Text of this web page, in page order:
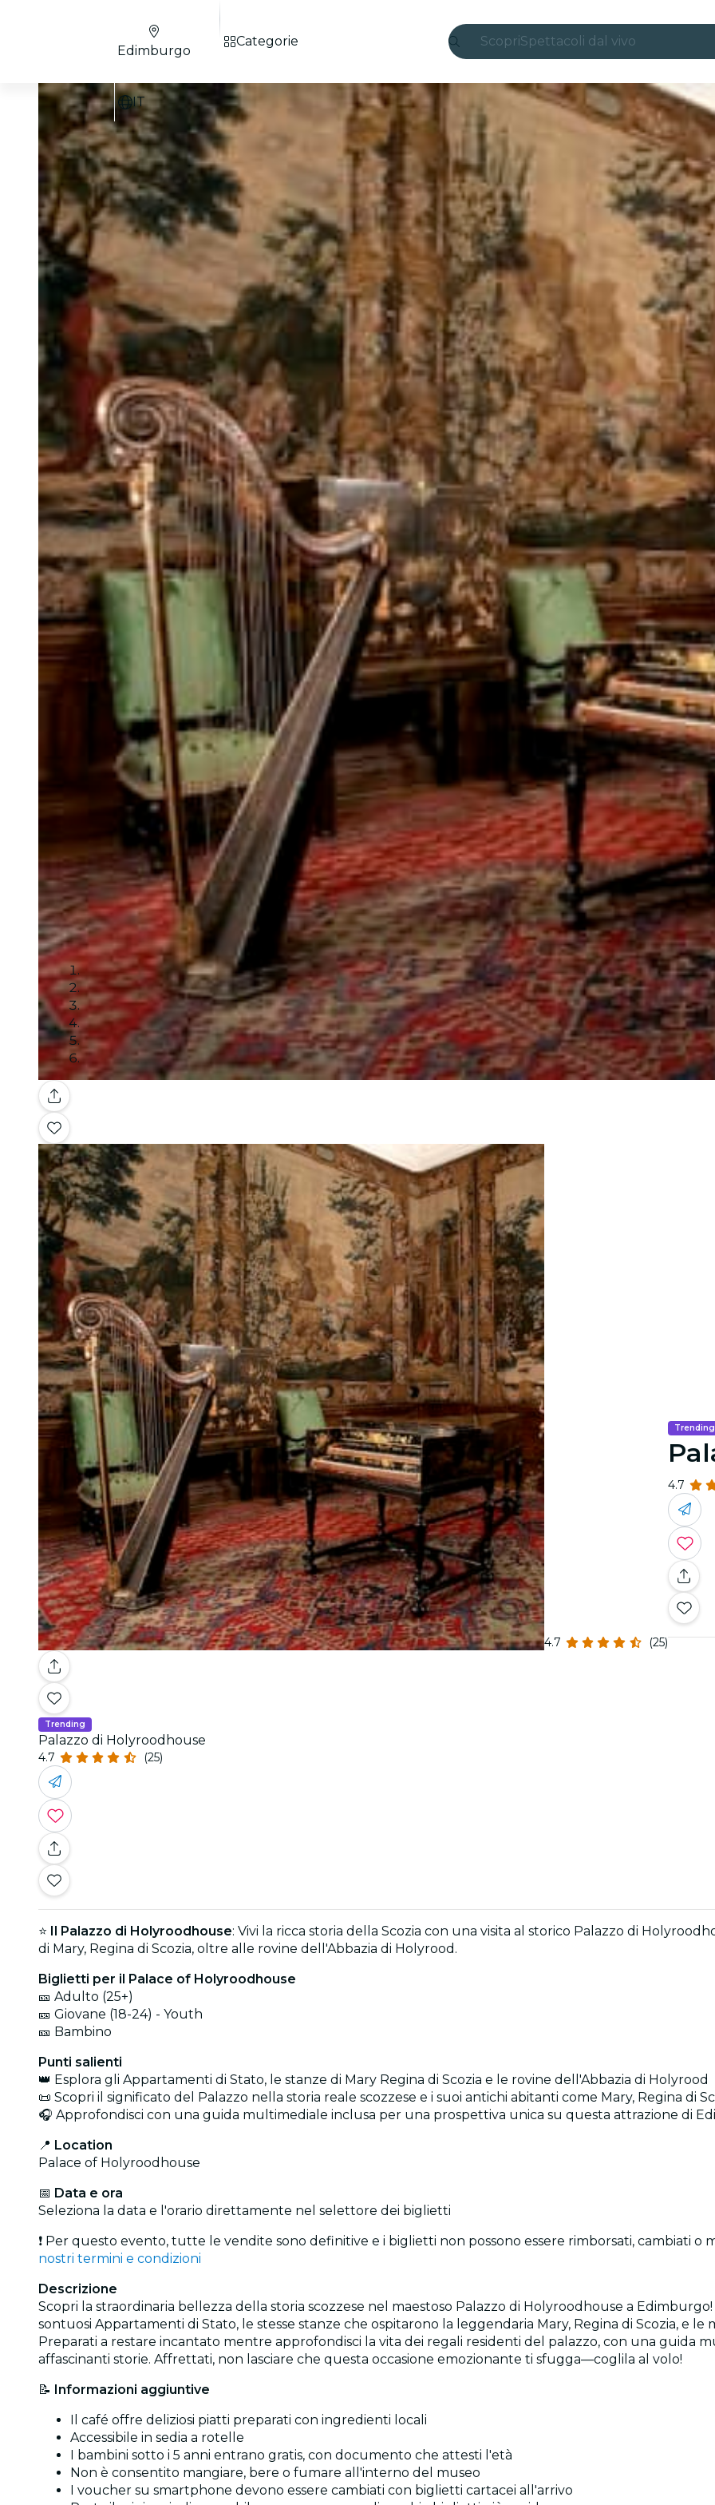
ScopriSpettacoli dal vivo
Candlelight
Londra
Esperienze e città
San Paolo
Mostre
Seoul
Tour città
Concerti
Ristoranti
Cinema
Edimburgo
IT
Categorie
Galleria
4.7 (25)
Trending
4.7
Trending
Palazzo di Holyroodhouse
4.7 (25)
⭐ Il Palazzo di Holyroodhouse: Vivi la ricca storia della Scozia con una visita al storico Palazzo di
di Mary, Regina di Scozia, oltre alle rovine dell'Abbazia di Holyrood.
Biglietti per il Palace of Holyroodhouse
🎫 Adulto (25+)
🎫 Giovane (18-24) - Youth
🎫 Bambino
Punti salienti
👑 Esplora gli Appartamenti di Stato, le stanze di Mary Regina di Scozia e le rovine dell'Abbazia di Holyrood
📜 Scopri il significato del Palazzo nella storia reale scozzese e i suoi antichi abitanti come Mary, Regina di
🎧 Approfondisci con una guida multimediale inclusa per una prospettiva unica su questa attrazione di
📍 Location
Palace of Holyroodhouse
📅 Data e ora
Seleziona la data e l'orario direttamente nel selettore dei biglietti
❗ Per questo evento, tutte le vendite sono definitive e i biglietti non possono essere rimborsati, cambiati
nostri termini e condizioni
Descrizione
Scopri la straordinaria bellezza della storia scozzese nel maestoso Palazzo di Holyroodhouse a
sontuosi Appartamenti di Stato, le stesse stanze che ospitarono la leggendaria Mary, Regina di Scozia, e le
Preparati a restare incantato mentre approfondisci la vita dei regali residenti del palazzo, con una guida
affascinanti storie. Affrettati, non lasciare che questa occasione emozionante ti sfugga—coglila al volo!
📝 Informazioni aggiuntive
Il café offre deliziosi piatti preparati con ingredienti locali
Accessibile in sedia a rotelle
I bambini sotto i 5 anni entrano gratis, con documento che attesti l'età
Non è consentito mangiare, bere o fumare all'interno del museo
I voucher su smartphone devono essere cambiati con biglietti cartacei all'arrivo